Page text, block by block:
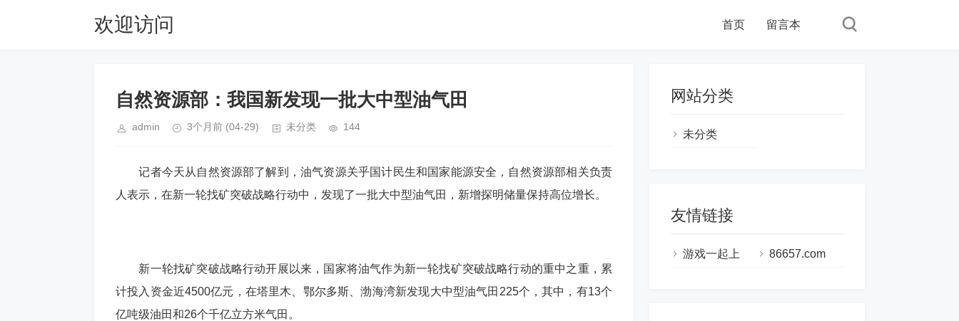
欢迎访问 首页 留言本
自然资源部：我国新发现一批大中型油气田
admin 3个月前 (04-29) 未分类 144
记者今天从自然资源部了解到，油气资源关乎国计民生和国家能源安全，自然资源部相关负责
人表示，在新一轮找矿突破战略行动中，发现了一批大中型油气田，新增探明储量保持高位增长。
新一轮找矿突破战略行动开展以来，国家将油气作为新一轮找矿突破战略行动的重中之重，累
计投入资金近4500亿元，在塔里木、鄂尔多斯、渤海湾新发现大中型油气田225个，其中，有13个
亿吨级油田和26个千亿立方米气田。
网站分类
未分类
友情链接
游戏一起上 86657.com